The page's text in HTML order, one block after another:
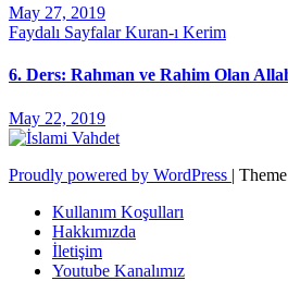
May 27, 2019
Faydalı SayfalarKuran-ı Kerim
6. Ders: Rahman ve Rahim Olan
May 22, 2019
Proudly powered by WordPress |
Kullanım Koşulları
Hakkımızda
İletişim
Youtube Kanalımız